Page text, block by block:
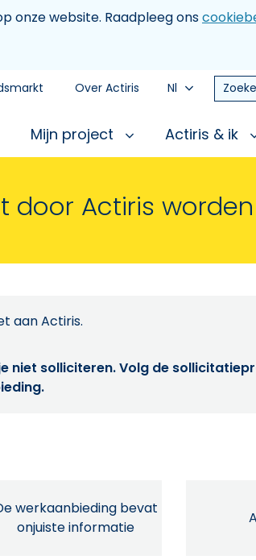
onze website. Raadpleeg ons
Over Actiris Nl
Mijn project Actiris & ik
door Actiris
aan Actiris.
niet solliciteren. Volg de
werkaanbieding bevat
onjuiste informatie